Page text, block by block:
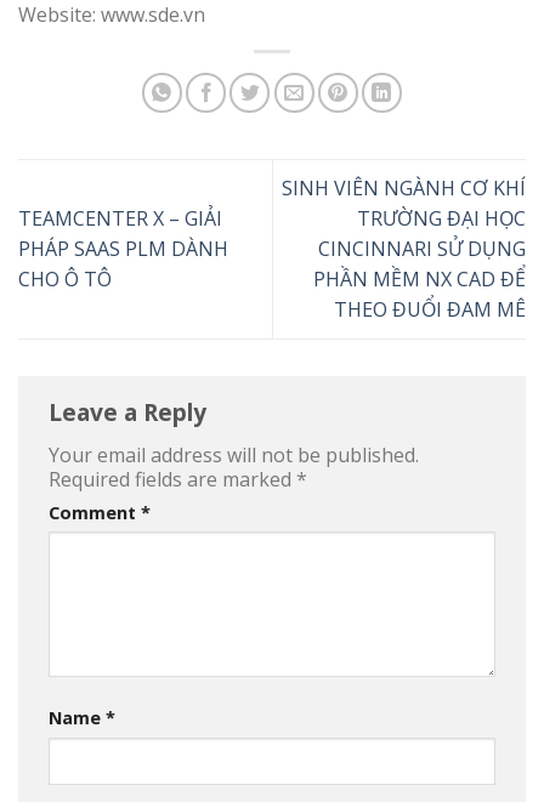
Website: www.sde.vn
TEAMCENTER X – GIẢI
PHÁP SAAS PLM DÀNH
CHO Ô TÔ
SINH VIÊN NGÀNH CƠ KHÍ
TRƯỜNG ĐẠI HỌC
CINCINNARI SỬ DỤNG
PHẦN MỀM NX CAD ĐỂ
THEO ĐUỔI ĐAM MÊ
Leave a Reply
Your email address will not be published.
Required fields are marked *
Comment *
Name *